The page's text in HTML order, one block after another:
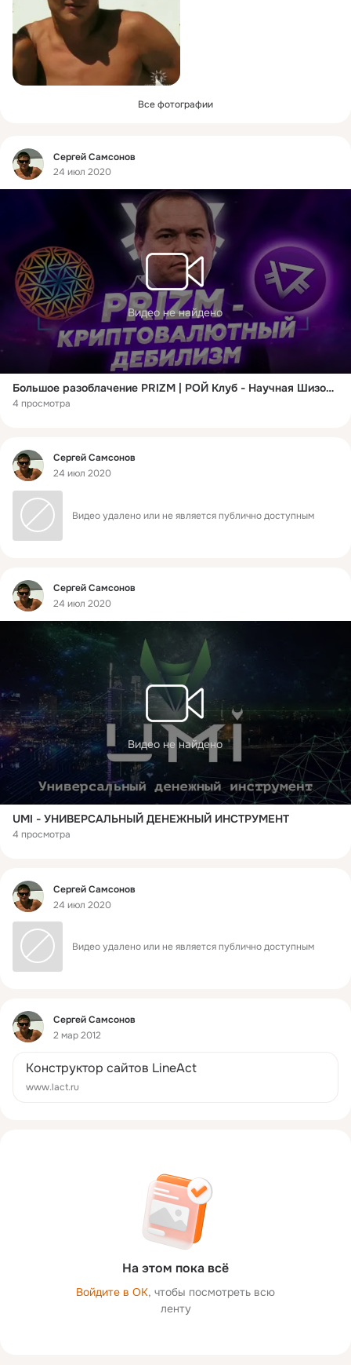
Все фотографии
Фид
Сергей Самсонов
24 июл 2020
Видео не найдено
Большое разоблачение PRIZM | РОЙ Клуб - Научная Шизофазия #7
4 просмотра
Фид
Сергей Самсонов
24 июл 2020
Видео удалено или не является публично доступным
Фид
Сергей Самсонов
24 июл 2020
Видео не найдено
UMI - УНИВЕРСАЛЬНЫЙ ДЕНЕЖНЫЙ ИНСТРУМЕНТ
4 просмотра
Фид
Сергей Самсонов
24 июл 2020
Видео удалено или не является публично доступным
Фид
Сергей Самсонов
2 мар 2012
Конструктор сайтов LineAct
www.lact.ru
На этом пока всё
Войдите в ОК, чтобы посмотреть всю
ленту